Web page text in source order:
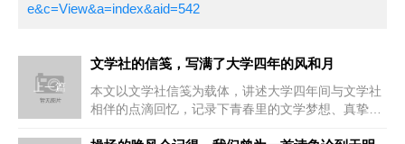
e&c=View&a=index&aid=542
上一篇
文学社的信笺，写满了大学四年的风和月
本文以文学社信笺为载体，讲述大学四年间与文学社
相伴的点滴回忆，记录下青春里的文学梦想、真挚情